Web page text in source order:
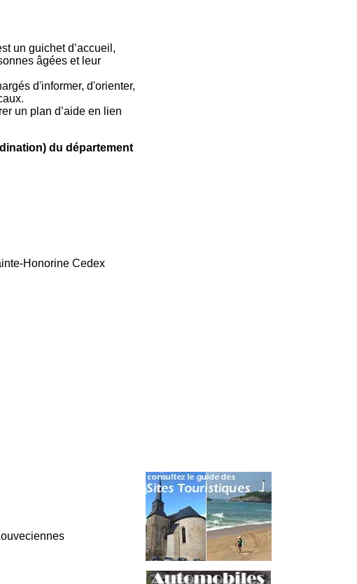
un guichet d’accueil,
âgées et leur
d'informer, d'orienter,
un plan d’aide en lien
du département
Honorine Cedex